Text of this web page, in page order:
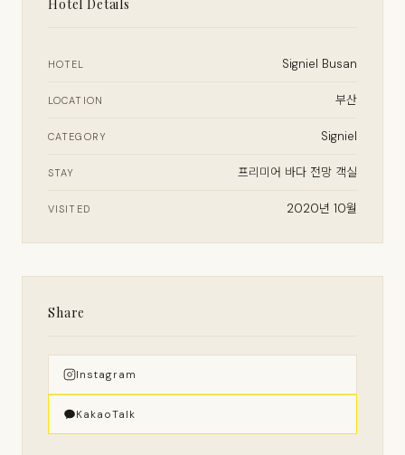
Hotel Details
HOTEL Signiel Busan
LOCATION 부산
CATEGORY Signiel
STAY 프리미어 바다 전망 객실
VISITED 2020년 10월
Share
Instagram
KakaoTalk